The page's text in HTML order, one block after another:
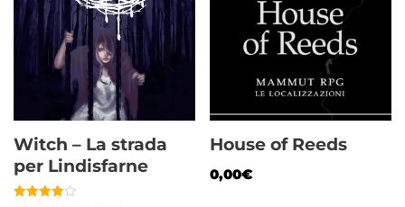
Witch – La strada
per Lindisfarne
House of Reeds
0,00€